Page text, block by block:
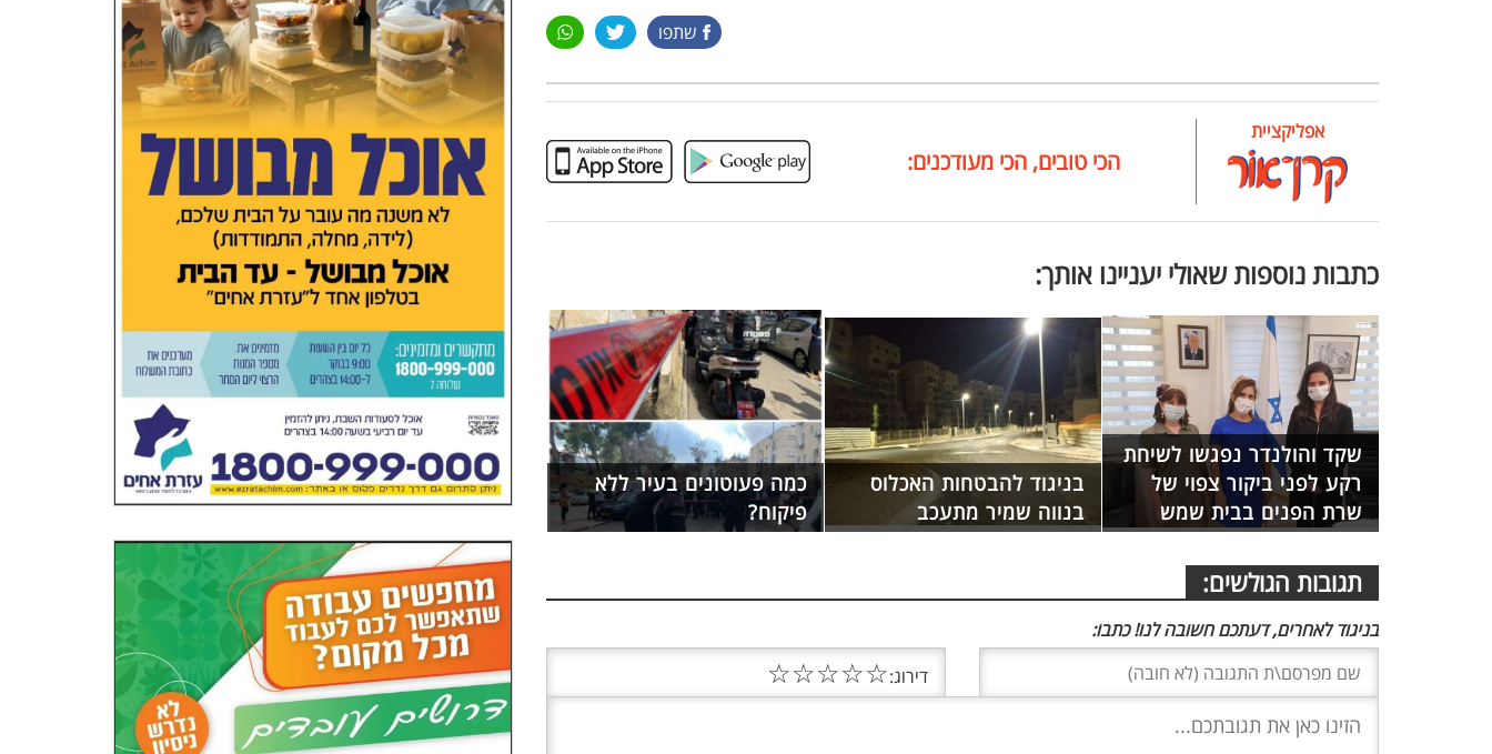
שתפו
אפליקציית
הכי טובים, הכי מעודכנים:
כתבות נוספות שאולי יעניינו אותך:
שקד והולנדר נפגשו לשיחת
רקע לפני ביקור צפוי של
שרת הפנים בבית שמש
בניגוד להבטחות האכלוס
בנווה שמיר מתעכב
כמה פעוטונים בעיר ללא
פיקוח?
תגובות הגולשים:
בניגוד לאחרים, דעתכם חשובה לנו! כתבו:
דירוג:☆
☆
☆
☆
☆